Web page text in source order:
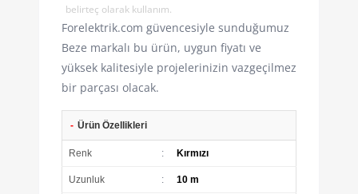
belirteç olarak kullanım.
Forelektrik.com güvencesiyle sunduğumuz
Beze markalı bu ürün, uygun fiyatı ve
yüksek kalitesiyle projelerinizin vazgeçilmez
bir parçası olacak.
- Ürün Özellikleri
Renk : Kırmızı
Uzunluk : 10 m